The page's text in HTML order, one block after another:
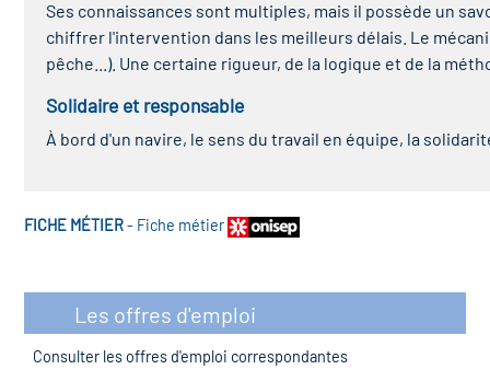
Ses connaissances sont multiples, mais il possède un
chiffrer l'intervention dans les meilleurs délais. Le
pêche...). Une certaine rigueur, de la logique et de la
Solidaire et responsable
À bord d'un navire, le sens du travail en équipe, la
FICHE MÉTIER- Fiche métier
Les offres d'emploi
Consulter les offres d'emploi correspondantes